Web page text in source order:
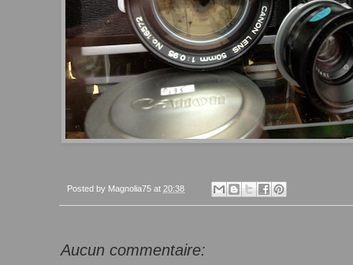
Posted by Magnolia75 at 20:38
Aucun commentaire: